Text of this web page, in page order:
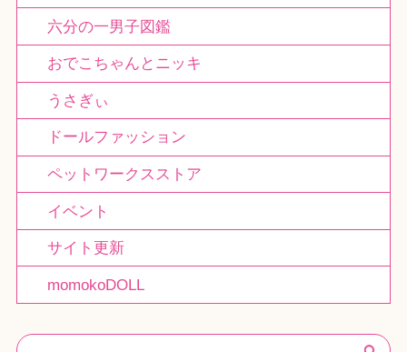
六分の一男子図鑑
おでこちゃんとニッキ
うさぎぃ
ドールファッション
ペットワークスストア
イベント
サイト更新
momokoDOLL